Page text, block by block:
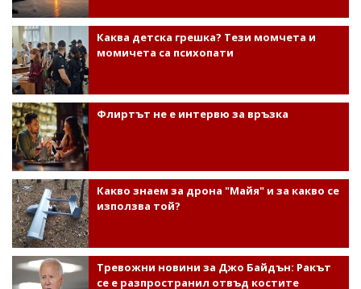
Каква детска грешка? Тези момчета и
момичета са психопати
Флиртът не е интервю за връзка
Какво знаем за дрона "Майя" и за какво се
използва той?
Тревожни новини за Джо Байдън: Ракът
се е разпространил отвъд костите